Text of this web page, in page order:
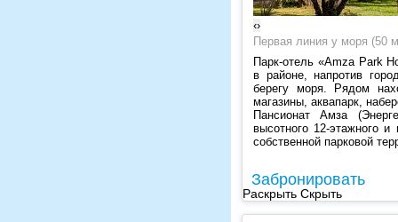
‹›
Первая линия у моря (50
Парк-отель «Amza Park
в районе, напротив
берегу моря. Рядом
магазины, аквапарк,
Пансионат Амза
высотного 12-этажного
собственной парковой
Забронировать
Раскрыть Скрыть